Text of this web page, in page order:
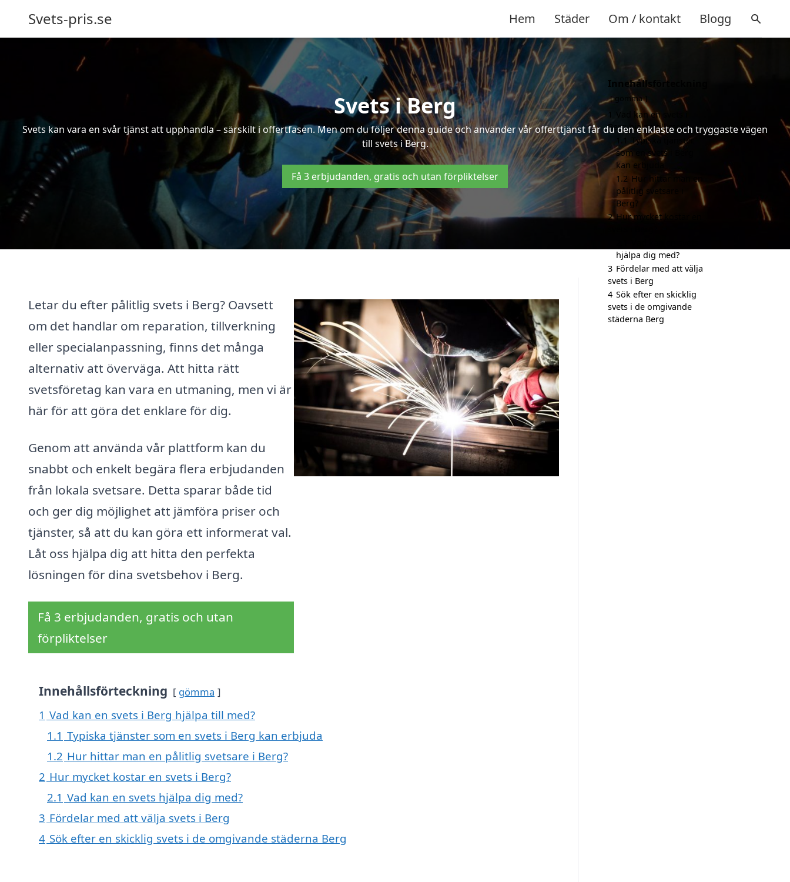
Svets-pris.se Hem Städer Om / kontakt Blogg
Svets i Berg
Svets kan vara en svår tjänst att upphandla – särskilt i offertfasen. Men om du följer denna guide och använder vår offerttjänst får du den enklaste och tryggaste vägen
till svets i Berg.
Få 3 erbjudanden, gratis och utan förpliktelser
Letar du efter pålitlig svets i Berg? Oavsett
om det handlar om reparation, tillverkning
eller specialanpassning, finns det många
alternativ att överväga. Att hitta rätt
svetsföretag kan vara en utmaning, men vi är
här för att göra det enklare för dig.
Genom att använda vår plattform kan du
snabbt och enkelt begära flera erbjudanden
från lokala svetsare. Detta sparar både tid
och ger dig möjlighet att jämföra priser och
tjänster, så att du kan göra ett informerat val.
Låt oss hjälpa dig att hitta den perfekta
lösningen för dina svetsbehov i Berg.
Få 3 erbjudanden, gratis och utan
förpliktelser
Innehållsförteckning gömma
1 Vad kan en svets i Berg hjälpa till med?
1.1 Typiska tjänster som en svets i Berg kan erbjuda
1.2 Hur hittar man en pålitlig svetsare i Berg?
2 Hur mycket kostar en svets i Berg?
2.1 Vad kan en svets hjälpa dig med?
3 Fördelar med att välja svets i Berg
4 Sök efter en skicklig svets i de omgivande städerna Berg
Innehållsförteckning
gömma
Vad kan en svets i
Berg hjälpa till med?
Typiska tjänster
som en svets i Berg
kan erbjuda
1.2 Hur hittar man en
pålitlig svetsare i
Berg?
2 Hur mycket kostar en
hjälpa dig med?
3 Fördelar med att välja
svets i Berg
4 Sök efter en skicklig
svets i de omgivande
städerna Berg